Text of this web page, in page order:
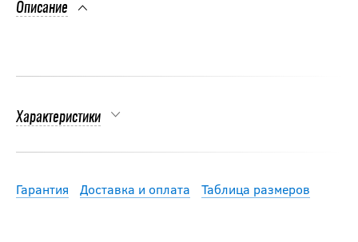
Описание
Характеристики
Гарантия Доставка и оплата Таблица размеров